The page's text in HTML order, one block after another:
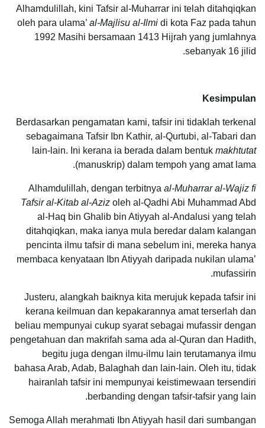
Alhamdulillah, kini Tafsir al-Muharrar ini telah ditahqiqkan
oleh para ulama’ al-Majlisu al-Ilmi di kota Faz pada tahun
1992 Masihi bersamaan 1413 Hijrah yang jumlahnya
sebanyak 16 jilid.
Kesimpulan
Berdasarkan pengamatan kami, tafsir ini tidaklah terkenal
sebagaimana Tafsir Ibn Kathir, al-Qurtubi, al-Tabari dan
lain-lain. Ini kerana ia berada dalam bentuk makhtutat
(manuskrip) dalam tempoh yang amat lama.
Alhamdulillah, dengan terbitnya al-Muharrar al-Wajiz fi
Tafsir al-Kitab al-Aziz oleh al-Qadhi Abi Muhammad Abd
al-Haq bin Ghalib bin Atiyyah al-Andalusi yang telah
ditahqiqkan, maka ianya mula beredar dalam kalangan
pencinta ilmu tafsir di mana sebelum ini, mereka hanya
membaca kenyataan Ibn Atiyyah daripada nukilan ulama’
mufassirin.
Justeru, alangkah baiknya kita merujuk kepada tafsir ini
kerana keilmuan dan kepakarannya amat terserlah dan
beliau mempunyai cukup syarat sebagai mufassir dengan
pengetahuan dan makrifah sama ada al-Quran dan Hadith,
begitu juga dengan ilmu-ilmu lain terutamanya ilmu
bahasa Arab, Adab, Balaghah dan lain-lain. Oleh itu, tidak
hairanlah tafsir ini mempunyai keistimewaan tersendiri
berbanding dengan tafsir-tafsir yang lain.
Semoga Allah merahmati Ibn Atiyyah hasil dari sumbangan